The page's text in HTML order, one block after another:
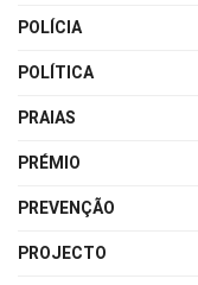
POLÍCIA
POLÍTICA
PRAIAS
PRÉMIO
PREVENÇÃO
PROJECTO